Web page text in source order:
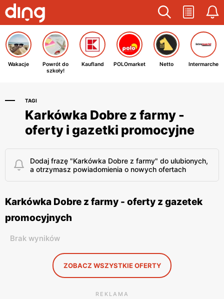
Wakacje
Powrót do
szkoły!
Kaufland POLOmarket Netto Intermarche
TAGI
Karkówka Dobre z farmy -
oferty i gazetki promocyjne
Dodaj frazę "Karkówka Dobre z farmy" do ulubionych,
a otrzymasz powiadomienia o nowych ofertach
Karkówka Dobre z farmy - oferty z gazetek
promocyjnych
Brak wyników
ZOBACZ WSZYSTKIE OFERTY
REKLAMA